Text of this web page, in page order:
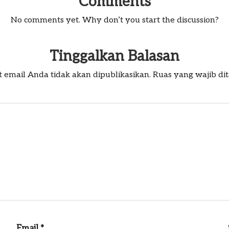
No comments yet. Why don’t you start the discussion?
Tinggalkan Balasan
email Anda tidak akan dipublikasikan. Ruas yang wajib